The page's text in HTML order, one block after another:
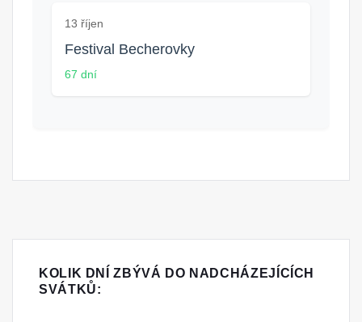
13 říjen
Festival Becherovky
67 dní
KOLIK DNÍ ZBÝVÁ DO NADCHÁZEJÍCÍCH
SVÁTKŮ: